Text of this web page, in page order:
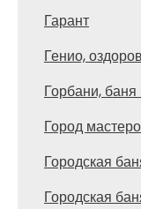
Гарант
Генио,
Горбани,
Город
Городская
Городская